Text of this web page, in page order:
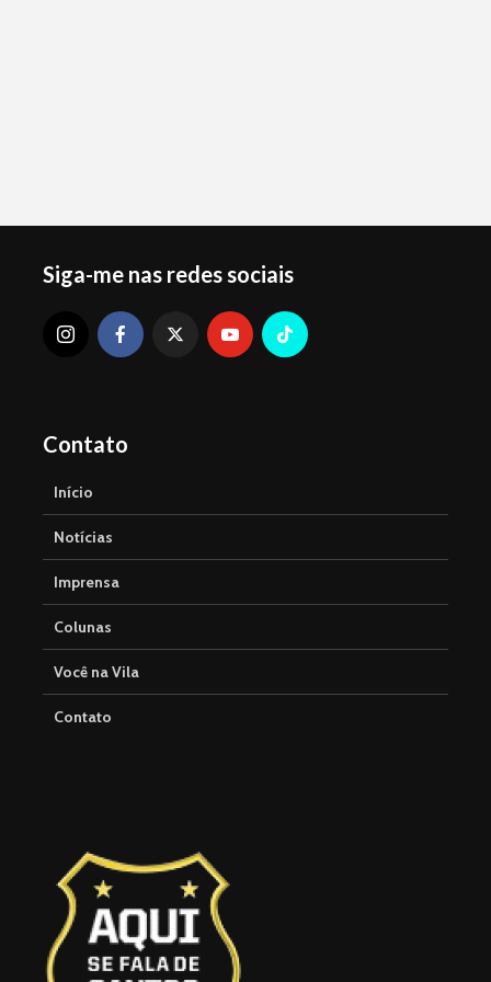
Siga-me nas redes sociais
Contato
Início
Notícias
Imprensa
Colunas
Você na Vila
Contato